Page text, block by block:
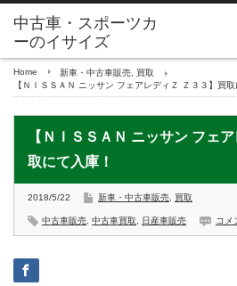
Home 新車・中古車販売
買取
【ＮＩＳＳＡＮ ニッサン フェアレディＺ Ｚ３３】買取
【ＮＩＳＳＡＮ ニッサン フェ
取にて入庫！
2018/5/22 新車・中古車販売 買取
中古車販売 中古車買取 日産車販売 コメ